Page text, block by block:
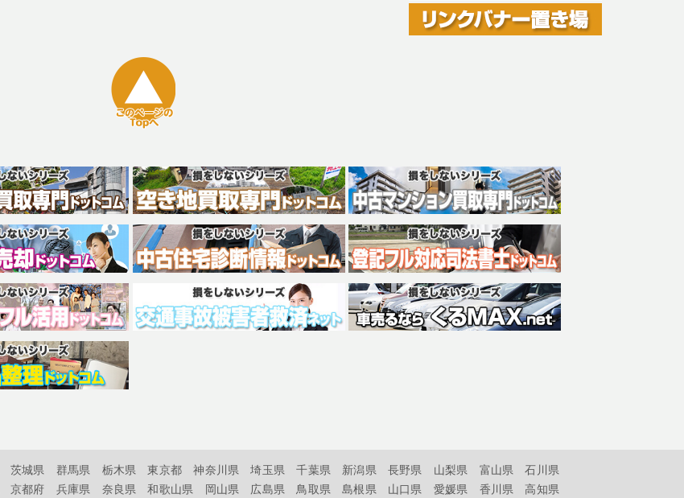
茨城県 群馬県 栃木県 東京都 神奈川県 埼玉県 千葉県 新潟県 長野県 山梨県 富山県
石川県
京都府 兵庫県 奈良県 和歌山県 岡山県 広島県 鳥取県 島根県 山口県 愛媛県 香川県 高知県